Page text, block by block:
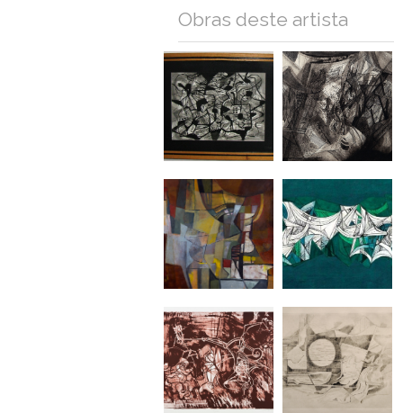
Obras deste artista